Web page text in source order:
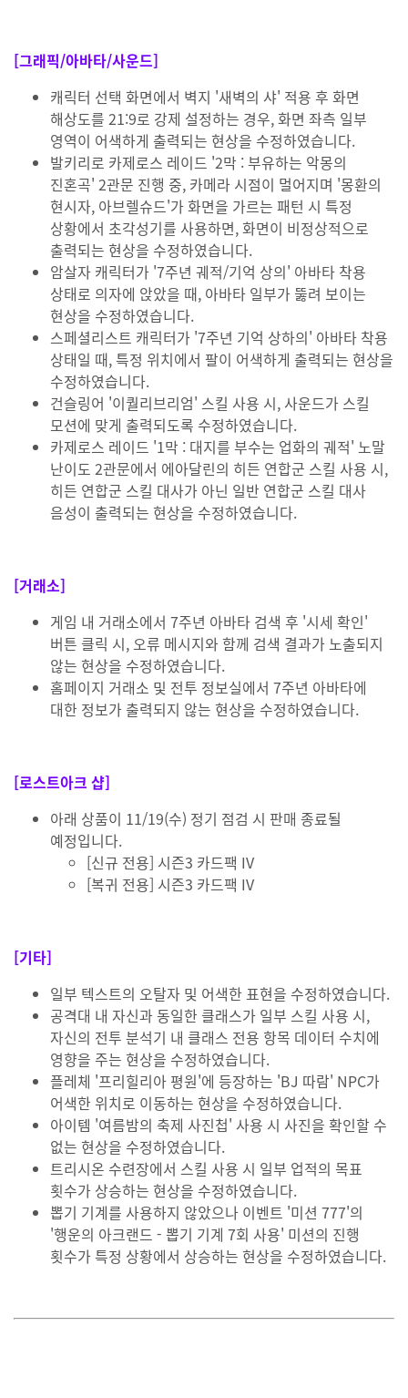
[그래픽/아바타/사운드]
캐릭터 선택 화면에서 벽지 '새벽의 샤' 적용 후 화면
해상도를 21:9로 강제 설정하는 경우, 화면 좌측 일부
영역이 어색하게 출력되는 현상을 수정하였습니다.
발키리로 카제로스 레이드 '2막 : 부유하는 악몽의
진혼곡' 2관문 진행 중, 카메라 시점이 멀어지며 '몽환의
현시자, 아브렐슈드'가 화면을 가르는 패턴 시 특정
상황에서 초각성기를 사용하면, 화면이 비정상적으로
출력되는 현상을 수정하였습니다.
암살자 캐릭터가 '7주년 궤적/기억 상의' 아바타 착용
상태로 의자에 앉았을 때, 아바타 일부가 뚫려 보이는
현상을 수정하였습니다.
스페셜리스트 캐릭터가 '7주년 기억 상하의' 아바타 착용
상태일 때, 특정 위치에서 팔이 어색하게 출력되는 현상을
수정하였습니다.
건슬링어 '이퀄리브리엄' 스킬 사용 시, 사운드가 스킬
모션에 맞게 출력되도록 수정하였습니다.
카제로스 레이드 '1막 : 대지를 부수는 업화의 궤적' 노말
난이도 2관문에서 에아달린의 히든 연합군 스킬 사용 시,
히든 연합군 스킬 대사가 아닌 일반 연합군 스킬 대사
음성이 출력되는 현상을 수정하였습니다.
[거래소]
게임 내 거래소에서 7주년 아바타 검색 후 '시세 확인'
버튼 클릭 시, 오류 메시지와 함께 검색 결과가 노출되지
않는 현상을 수정하였습니다.
홈페이지 거래소 및 전투 정보실에서 7주년 아바타에
대한 정보가 출력되지 않는 현상을 수정하였습니다.
[로스트아크 샵]
아래 상품이 11/19(수) 정기 점검 시 판매 종료될
예정입니다.
[신규 전용] 시즌3 카드팩 IV
[복귀 전용] 시즌3 카드팩 IV
[기타]
일부 텍스트의 오탈자 및 어색한 표현을 수정하였습니다.
공격대 내 자신과 동일한 클래스가 일부 스킬 사용 시,
자신의 전투 분석기 내 클래스 전용 항목 데이터 수치에
영향을 주는 현상을 수정하였습니다.
플레체 '프리힐리아 평원'에 등장하는 'BJ 따람' NPC가
어색한 위치로 이동하는 현상을 수정하였습니다.
아이템 '여름밤의 축제 사진첩' 사용 시 사진을 확인할 수
없는 현상을 수정하였습니다.
트리시온 수련장에서 스킬 사용 시 일부 업적의 목표
횟수가 상승하는 현상을 수정하였습니다.
뽑기 기계를 사용하지 않았으나 이벤트 '미션 777'의
'행운의 아크랜드 - 뽑기 기계 7회 사용' 미션의 진행
횟수가 특정 상황에서 상승하는 현상을 수정하였습니다.